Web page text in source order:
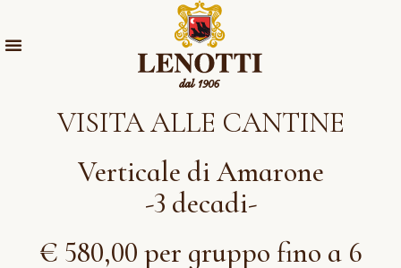
VISITA ALLE CANTINE
Verticale di Amarone
-3 decadi-
€ 580,00 per gruppo fino a 6